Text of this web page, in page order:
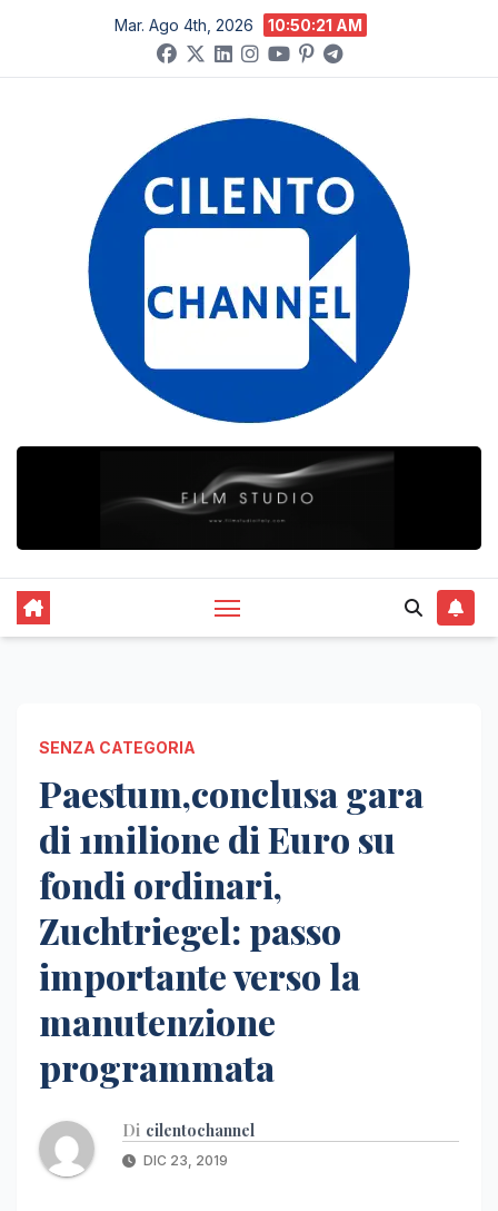
contenuto
Mar. Ago 4th, 2026 10:50:22 AM
SENZA CATEGORIA
Paestum,conclusa gara
di 1milione di Euro su
fondi ordinari,
Zuchtriegel: passo
importante verso la
manutenzione
programmata
Di cilentochannel
DIC 23, 2019